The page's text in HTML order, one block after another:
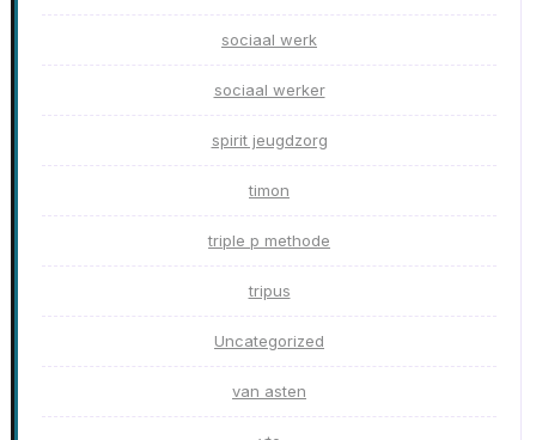
sociaal werk
sociaal werker
spirit jeugdzorg
timon
triple p methode
tripus
Uncategorized
van asten